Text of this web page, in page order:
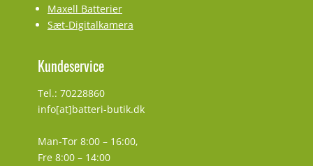
Maxell Batterier
Sæt-Digitalkamera
Kundeservice
Tel.: 70228860
info[at]batteri-butik.dk
Man-Tor 8:00 – 16:00,
Fre 8:00 – 14:00